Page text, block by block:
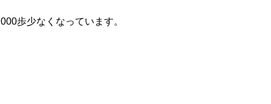
歩少なくなっています。